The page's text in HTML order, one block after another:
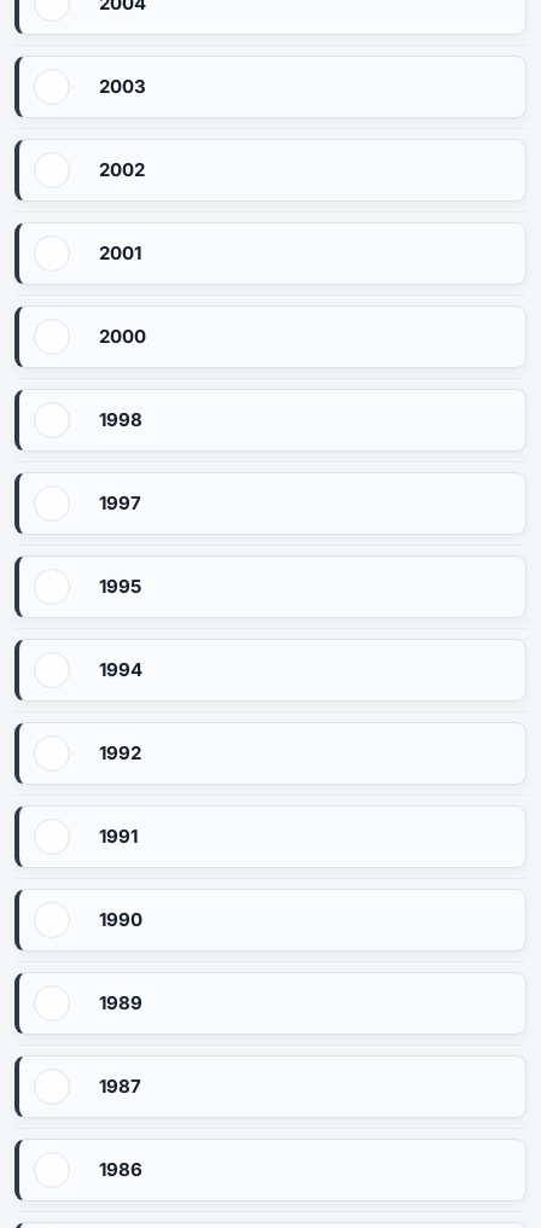
2003
2002
2001
2000
1998
1997
1995
1994
1992
1991
1990
1989
1987
1986